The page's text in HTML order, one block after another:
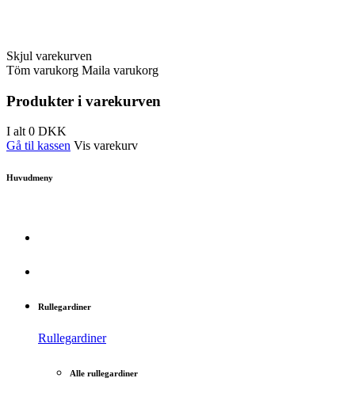
Skjul varekurven
Töm varukorg Maila varukorg
Produkter i varekurven
I alt0 DKK
Gå til kassen Vis varekurv
Huvudmeny
Rullegardiner
Rullegardiner
Alle rullegardiner